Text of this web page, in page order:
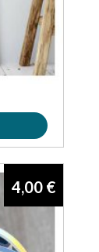
4,00 €